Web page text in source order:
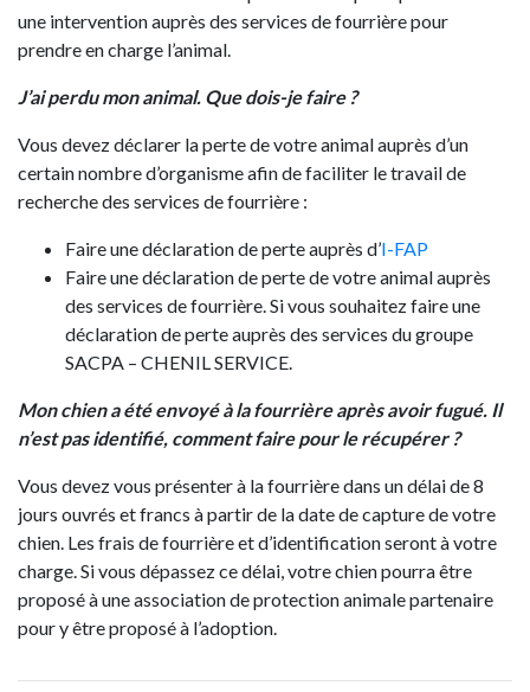
une intervention auprès des services de fourrière pour
prendre en charge l’animal.
J’ai perdu mon animal. Que dois-je faire ?
Vous devez déclarer la perte de votre animal auprès d’un
certain nombre d’organisme afin de faciliter le travail de
recherche des services de fourrière :
Faire une déclaration de perte auprès d’I-FAP
Faire une déclaration de perte de votre animal auprès
des services de fourrière. Si vous souhaitez faire une
déclaration de perte auprès des services du groupe
SACPA – CHENIL SERVICE.
Mon chien a été envoyé à la fourrière après avoir fugué. Il
n’est pas identifié, comment faire pour le récupérer ?
Vous devez vous présenter à la fourrière dans un délai de 8
jours ouvrés et francs à partir de la date de capture de votre
chien. Les frais de fourrière et d’identification seront à votre
charge. Si vous dépassez ce délai, votre chien pourra être
proposé à une association de protection animale partenaire
pour y être proposé à l’adoption.